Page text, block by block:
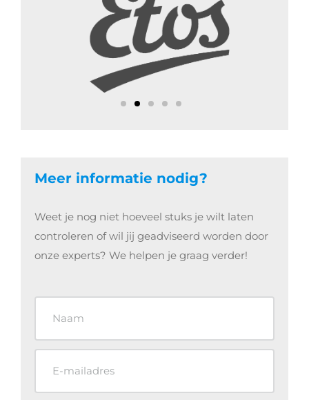
Meer informatie nodig?
Weet je nog niet hoeveel stuks je wilt laten
controleren of wil jij geadviseerd worden door
onze experts? We helpen je graag verder!